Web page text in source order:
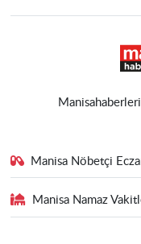
Manisa Nöbetçi
Manisa Namaz